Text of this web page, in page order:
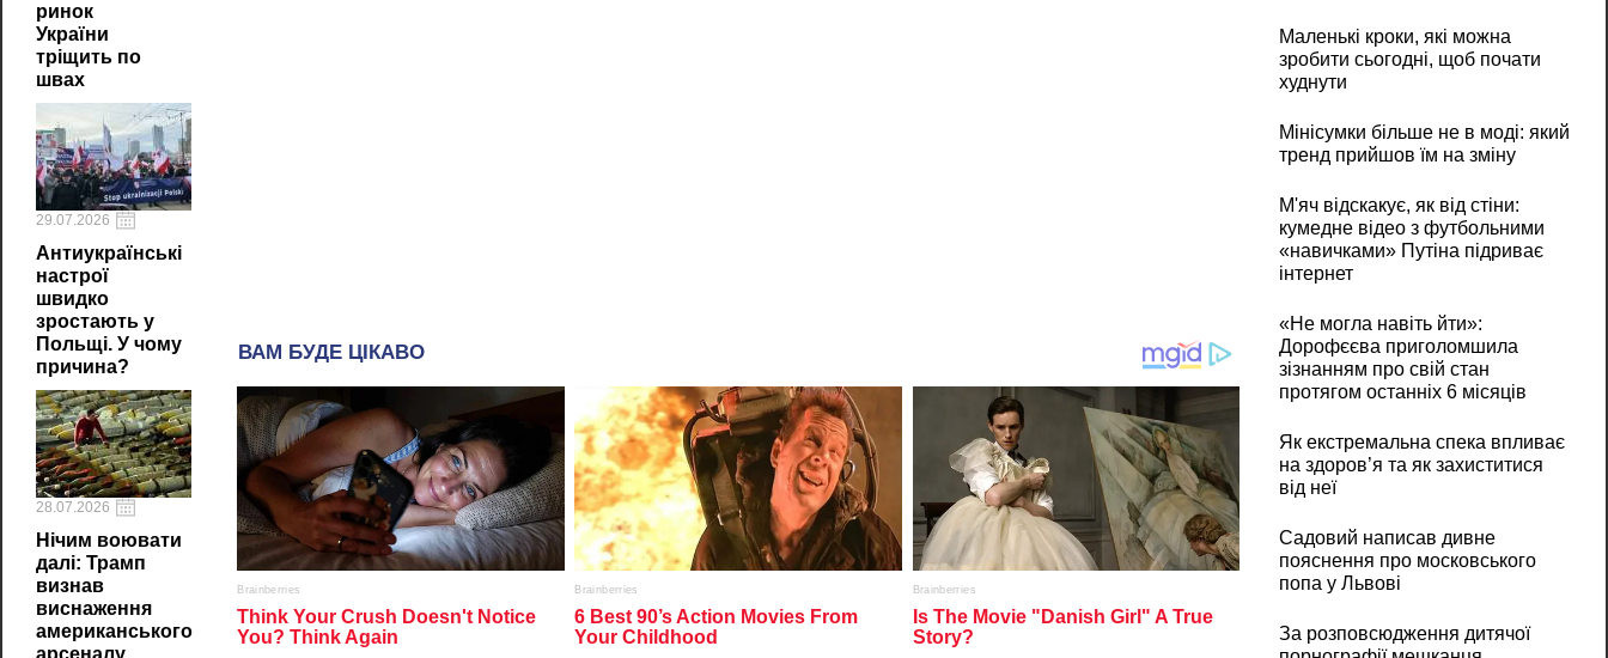
ринок
України
тріщить по
швах
29.07.2026
Антиукраїнські
настрої
швидко
зростають у
Польщі. У чому
причина?
28.07.2026
Нічим воювати
далі: Трамп
визнав
виснаження
американського
арсеналу
Маленькі кроки, які можна
зробити сьогодні, щоб почати
худнути
Мінісумки більше не в моді: який
тренд прийшов їм на зміну
М'яч відскакує, як від стіни:
кумедне відео з футбольними
«навичками» Путіна підриває
інтернет
«Не могла навіть йти»:
Дорофєєва приголомшила
зізнанням про свій стан
протягом останніх 6 місяців
Як екстремальна спека впливає
на здоров’я та як захиститися
від неї
Садовий написав дивне
пояснення про московського
попа у Львові
За розповсюдження дитячої